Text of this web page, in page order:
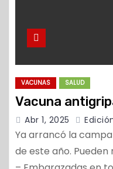
VACUNAS SALUD
Vacuna
Abr 1, 2025
Ya arrancó la
de este año.